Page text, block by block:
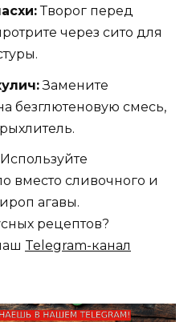
Творог перед
через сито для
Замените
безглютеновую смесь,
Используйте
вместо сливочного и
агавы.
рецептов?
Telegram-канал